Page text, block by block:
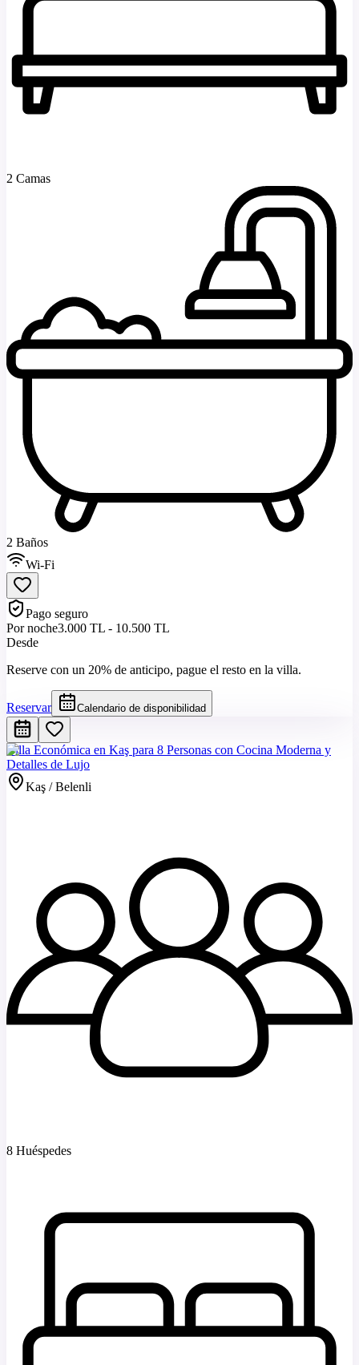
2 Camas
2 Baños
Wi-Fi
Pago seguro
Por noche3.000 TL - 10.500 TL
Desde
Reserve con un 20% de anticipo, pague el resto en la villa.
Reservar Calendario de disponibilidad
Villa Económica en Kaş para 8 Personas con Cocina Moderna y
Detalles de Lujo
Kaş / Belenli
8 Huéspedes